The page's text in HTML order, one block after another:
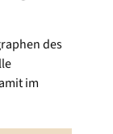
des
im